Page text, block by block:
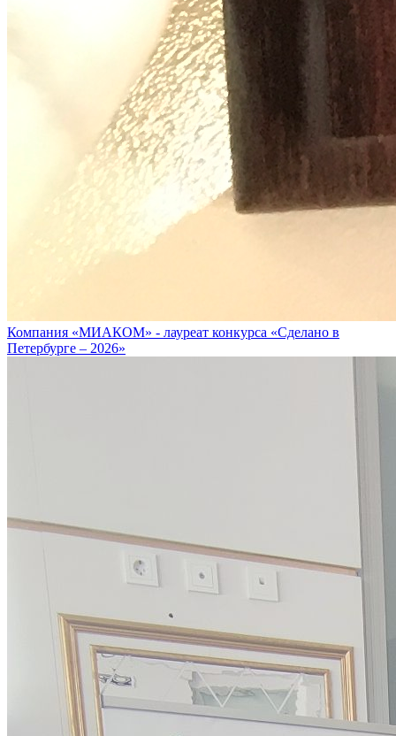
Компания «МИАКОМ» - лауреат конкурса «Сделано в
Петербурге – 2026»